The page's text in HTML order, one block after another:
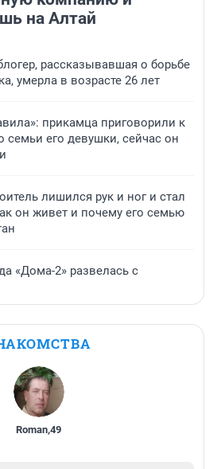
на Алтай
рассказывавшая о борьбе
умерла в возрасте 26 лет
прикамца приговорили к
семьи его девушки, сейчас он
лишился рук и ног и стал
он живет и почему его семью
«Дома-2» развелась с
Roman,49